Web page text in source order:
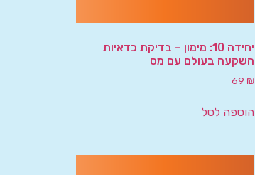
יחידה 10: מימון – בדיקת כדאיות
השקעה בעולם עם מס
69 ₪
הוספה לסל